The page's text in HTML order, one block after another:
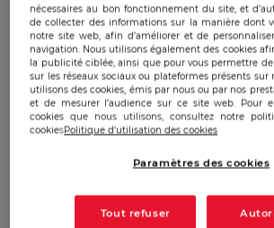
Publicado: 12/02/2013| Actualizado:
Au milieu des années quatre-
déroulait une véritable guerre de
entre Shell et Greenpeace
scientifiques, abordage de la
activistes diffusé mondialement,
nécessaires au bon fonctionnement du site, et
de collecter des informations sur la manière dont
notre site web, afin d’améliorer et de
navigation. Nous utilisons également des cookies
la publicité ciblée, ainsi que pour vous permettre
sur les réseaux sociaux ou plateformes présents sur
utilisons des cookies, émis par nous ou par nos
et de mesurer l’audience sur ce site web. Pour
cookies que nous utilisons, consultez notre
cookiesPolitique d'utilisation des cookies
Paramètres des cookies
Tout refuser